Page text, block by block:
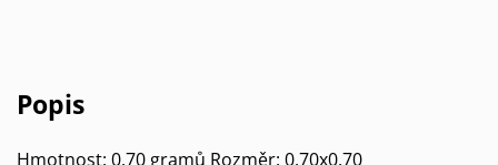
Popis
Hmotnost: 0.70 gramů Rozměr: 0.70x0.70